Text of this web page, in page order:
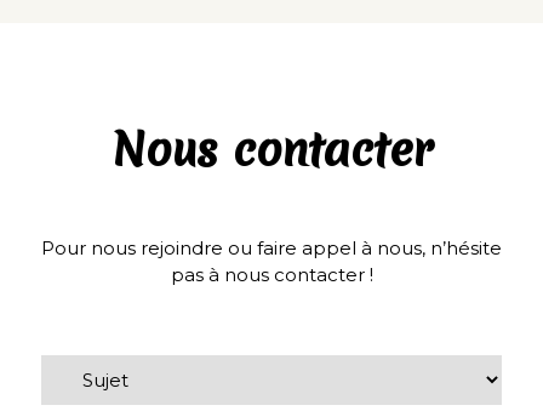
Nous contacter
Pour nous rejoindre ou faire appel à nous, n’hésite
pas à nous contacter !